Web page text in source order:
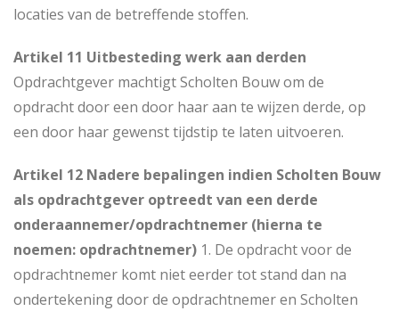
locaties van de betreffende stoffen.
Artikel 11 Uitbesteding werk aan derden
Opdrachtgever machtigt Scholten Bouw om de
opdracht door een door haar aan te wijzen derde, op
een door haar gewenst tijdstip te laten uitvoeren.
Artikel 12 Nadere bepalingen indien Scholten Bouw
als opdrachtgever optreedt van een derde
onderaannemer/opdrachtnemer (hierna te
noemen: opdrachtnemer) 1. De opdracht voor de
opdrachtnemer komt niet eerder tot stand dan na
ondertekening door de opdrachtnemer en Scholten